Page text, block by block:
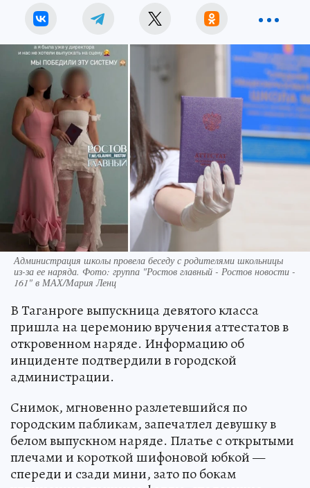
Администрация школы провела беседу с родителями школьницы
из-за ее наряда. Фото: группа "Ростов главный - Ростов новости -
161" в МАХ/Мария Ленц
В Таганроге выпускница девятого класса
пришла на церемонию вручения аттестатов в
откровенном наряде. Информацию об
инциденте подтвердили в городской
администрации.
Снимок, мгновенно разлетевшийся по
городским пабликам, запечатлел девушку в
белом выпускном наряде. Платье с открытыми
плечами и короткой шифоновой юбкой —
спереди и сзади мини, зато по бокам